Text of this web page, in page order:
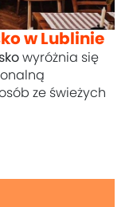
w Lublinie
wyróżnia się
ze świeżych